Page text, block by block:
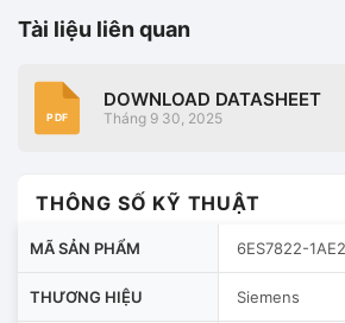
Tài liệu liên quan
PDF
DOWNLOAD DATASHEET
Tháng 9 30, 2025
THÔNG SỐ KỸ THUẬT
MÃ SẢN PHẨM 6ES7822-
THƯƠNG HIỆU Siemens